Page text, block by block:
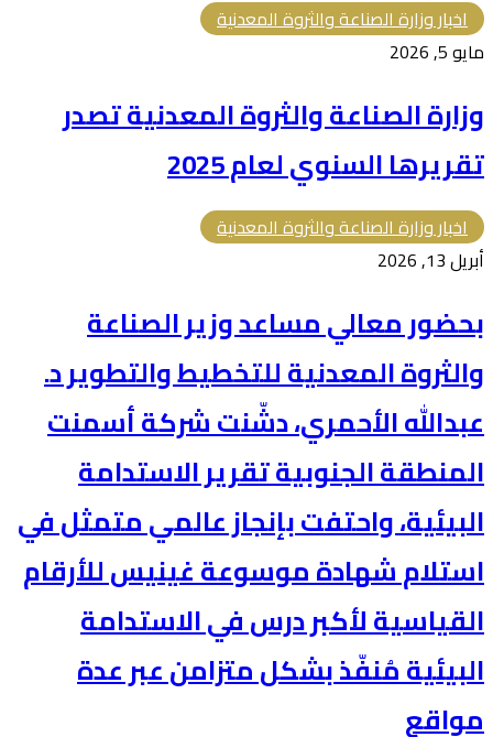
اخبار وزارة الصناعة والثروة المعدنية
مايو 5, 2026
وزارة ⁧الصناعة والثروة المعدنية⁩ تصدر
تقريرها السنوي لعام 2025
اخبار وزارة الصناعة والثروة المعدنية
أبريل 13, 2026
بحضور معالي مساعد وزير الصناعة
والثروة المعدنية للتخطيط والتطوير د.
عبدالله الأحمري، دشّنت شركة أسمنت
المنطقة الجنوبية تقرير الاستدامة
البيئية، واحتفت بإنجاز عالمي متمثل في
استلام شهادة موسوعة غينيس للأرقام
القياسية لأكبر درس في الاستدامة
البيئية مُنفّذ بشكل متزامن عبر عدة
مواقع